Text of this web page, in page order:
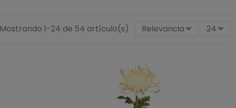
Mostrando 1-24 de 54 artículo(s) Relevancia 24